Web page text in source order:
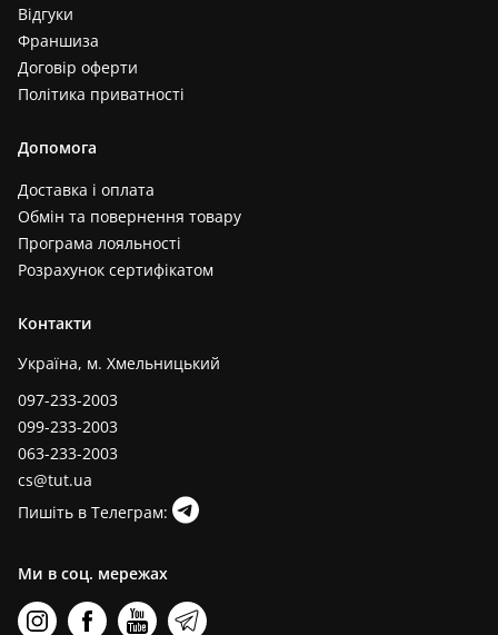
Відгуки
Франшиза
Договір оферти
Політика приватності
Допомога
Доставка і оплата
Обмін та повернення товару
Програма лояльності
Розрахунок сертифікатом
Контакти
Україна, м. Хмельницький
097-233-2003
099-233-2003
063-233-2003
cs@tut.ua
Пишіть в Телеграм:
Ми в соц. мережах